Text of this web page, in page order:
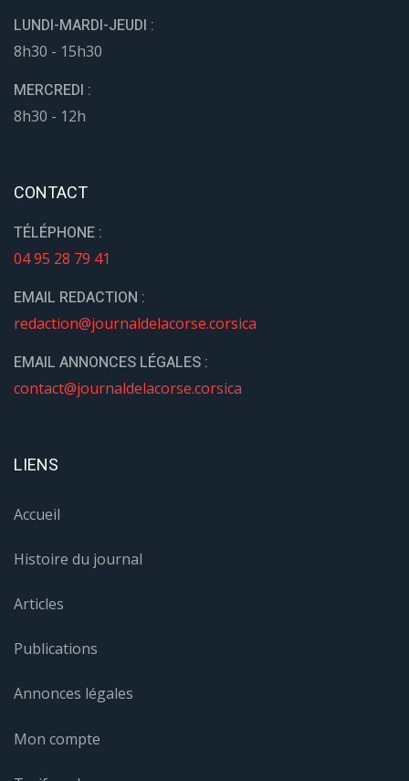
LUNDI-MARDI-JEUDI :
8h30 - 15h30
MERCREDI :
8h30 - 12h
CONTACT
TÉLÉPHONE :
04 95 28 79 41
EMAIL REDACTION :
redaction@journaldelacorse.corsica
EMAIL ANNONCES LÉGALES :
contact@journaldelacorse.corsica
LIENS
Accueil
Histoire du journal
Articles
Publications
Annonces légales
Mon compte